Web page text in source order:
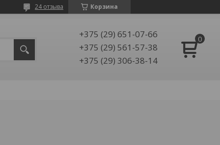
Корзина
24 отзыва
+375 (29) 651-07-66
+375 (29) 561-57-38
+375 (29) 306-38-14